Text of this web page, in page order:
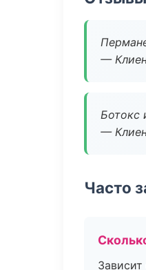
—
Ботокс
—
Часто